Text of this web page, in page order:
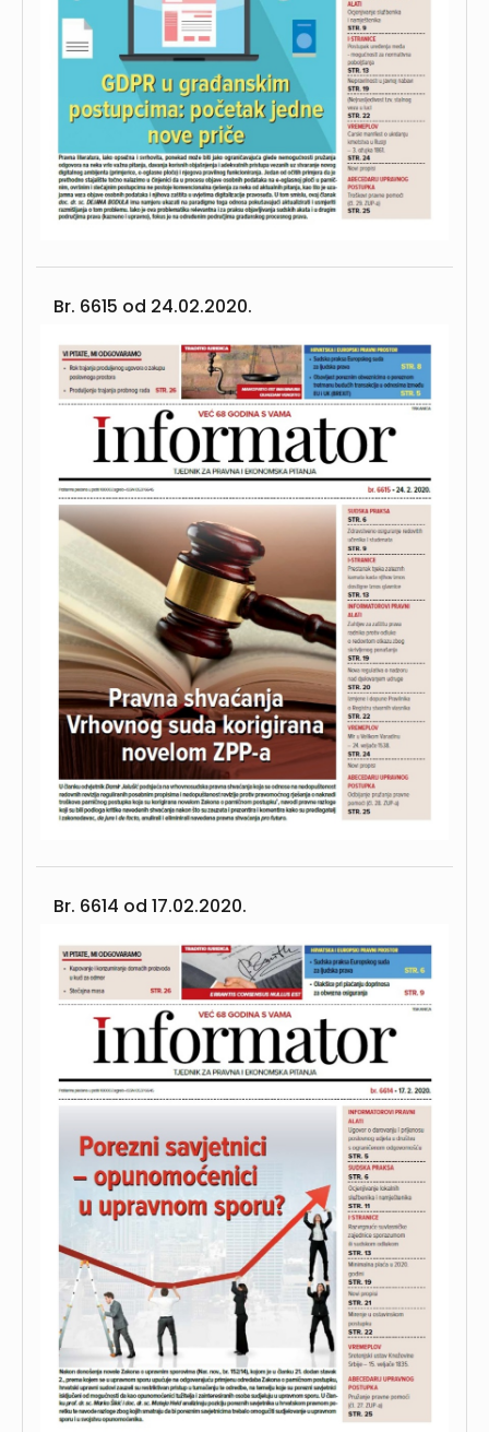
Br. 6615 od 24.02.2020.
Br. 6614 od 17.02.2020.